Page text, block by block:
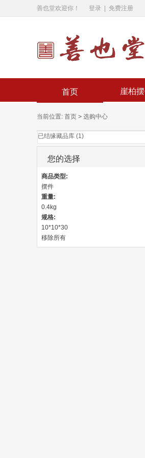
善也堂欢迎你！ 登录 免费注册
首页 崖柏
当前位置: 首页 > 选购中心
已结缘藏品库 (1)
您的选择
商品类型:
摆件
重量:
0.4kg
规格:
10*10*30
移除所有